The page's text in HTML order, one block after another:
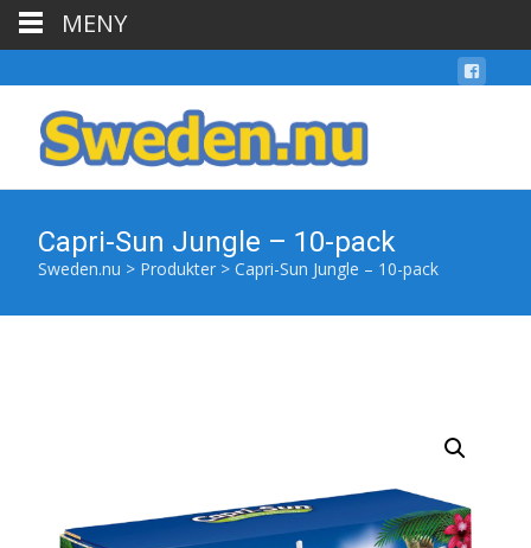
Capri-Sun Jungle – 10-pack
Sweden.nu > Produkter > Capri-Sun Jungle – 10-pack
MENY